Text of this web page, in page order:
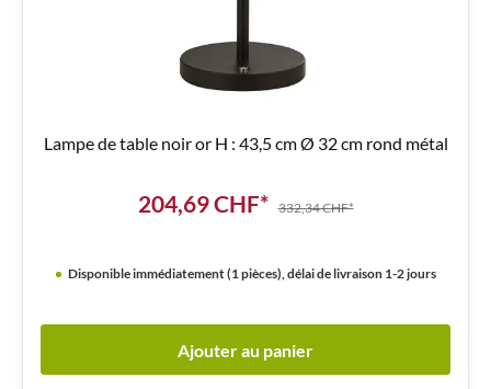
Lampe de table noir or H : 43,5 cm Ø 32 cm rond métal
204,69 CHF* 332,34 CHF*
Disponible immédiatement (1 pièces), délai de livraison 1-2 jours
Ajouter au panier